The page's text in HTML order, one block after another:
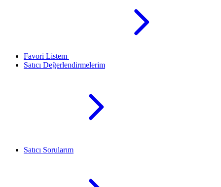
Favori Listem
Satıcı Değerlendirmelerim
Satıcı Sorularım